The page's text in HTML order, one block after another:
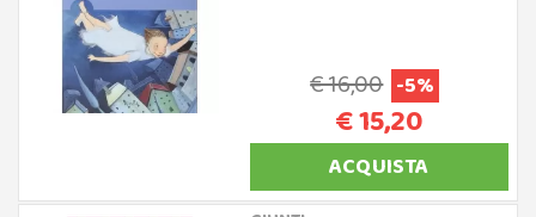
€ 16,00 -5%
€ 15,20
ACQUISTA